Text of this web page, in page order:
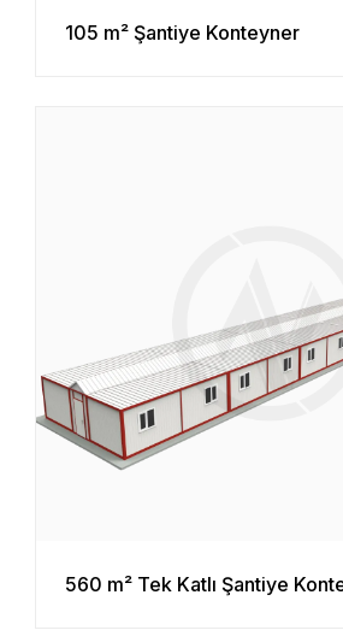
105 m² Şantiye Konteyner
560 m² Tek Katlı Şantiye